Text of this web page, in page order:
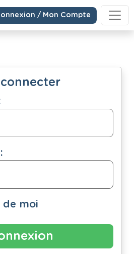
/ Mon Compte
connecter
de moi